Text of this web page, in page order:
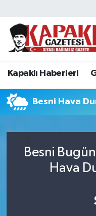
Kapaklı Haberleri
Besni Hava
Besni
Hava
Kapaklı Haberleri
Asayiş
Spor
Siyaset
Tekirdağ
Tekirdağ
Tekirdağ Trafik
Tüm Manşetler